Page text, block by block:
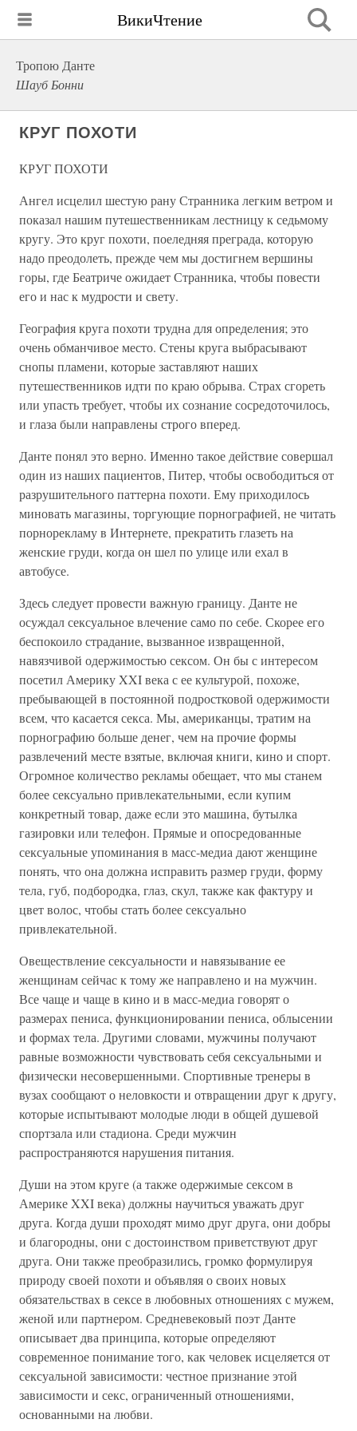
ВикиЧтение
Тропою Данте
Шауб Бонни
КРУГ ПОХОТИ
КРУГ ПОХОТИ
Ангел исцелил шестую рану Странника легким ветром и
показал нашим путешественникам лестницу к седьмому
кругу. Это круг похоти, поеледняя преграда, которую
надо преодолеть, прежде чем мы достигнем вершины
горы, где Беатриче ожидает Странника, чтобы повести
его и нас к мудрости и свету.
География круга похоти трудна для определения; это
очень обманчивое место. Стены круга выбрасывают
снопы пламени, которые заставляют наших
путешественников идти по краю обрыва. Страх сгореть
или упасть требует, чтобы их сознание сосредоточилось,
и глаза были направлены строго вперед.
Данте понял это верно. Именно такое действие совершал
один из наших пациентов, Питер, чтобы освободиться от
разрушительного паттерна похоти. Ему приходилось
миновать магазины, торгующие порнографией, не читать
порнорекламу в Интернете, прекратить глазеть на
женские груди, когда он шел по улице или ехал в
автобусе.
Здесь следует провести важную границу. Данте не
осуждал сексуальное влечение само по себе. Скорее его
беспокоило страдание, вызванное извращенной,
навязчивой одержимостью сексом. Он бы с интересом
посетил Америку XXI века с ее культурой, похоже,
пребывающей в постоянной подростковой одержимости
всем, что касается секса. Мы, американцы, тратим на
порнографию больше денег, чем на прочие формы
развлечений месте взятые, включая книги, кино и спорт.
Огромное количество рекламы обещает, что мы станем
более сексуально привлекательными, если купим
конкретный товар, даже если это машина, бутылка
газировки или телефон. Прямые и опосредованные
сексуальные упоминания в масс-медиа дают женщине
понять, что она должна исправить размер груди, форму
тела, губ, подбородка, глаз, скул, также как фактуру и
цвет волос, чтобы стать более сексуально
привлекательной.
Овеществление сексуальности и навязывание ее
женщинам сейчас к тому же направлено и на мужчин.
Все чаще и чаще в кино и в масс-медиа говорят о
размерах пениса, функционировании пениса, облысении
и формах тела. Другими словами, мужчины получают
равные возможности чувствовать себя сексуальными и
физически несовершенными. Спортивные тренеры в
вузах сообщают о неловкости и отвращении друг к другу,
которые испытывают молодые люди в общей душевой
спортзала или стадиона. Среди мужчин
распространяются нарушения питания.
Души на этом круге (а также одержимые сексом в
Америке XXI века) должны научиться уважать друг
друга. Когда души проходят мимо друг друга, они добры
и благородны, они с достоинством приветствуют друг
друга. Они также преобразились, громко формулируя
природу своей похоти и объявляя о своих новых
обязательствах в сексе в любовных отношениях с мужем,
женой или партнером. Средневековый поэт Данте
описывает два принципа, которые определяют
современное понимание того, как человек исцеляется от
сексуальной зависимости: честное признание этой
зависимости и секс, ограниченный отношениями,
основанными на любви.